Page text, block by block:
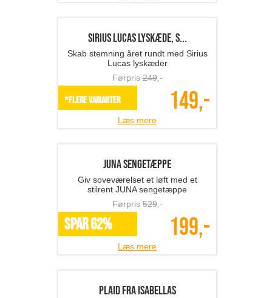
Sirius LUCAS lyskæde, s...
*Flere varianter 149,-
Læs mere